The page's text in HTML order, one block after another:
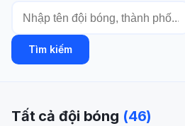
Tìm kiếm
Tất cả đội bóng (46)